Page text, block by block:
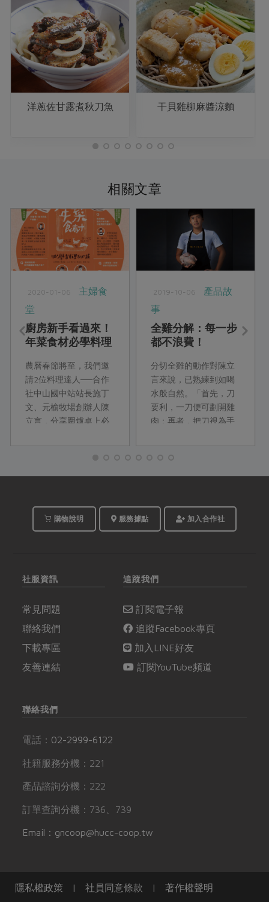
洋蔥佐甘露煮秋刀魚 干貝雞柳麻醬涼麵
相關文章
2020-01-06
主婦食
堂
廚房新手看過來！
年菜食材必學料理
農曆春節將至，我們邀
請2位料理達人──合作
社中山國中站站長施丁
文、元榆牧場創辦人陳
立言，分享圍爐桌上必
技，讓廚房新手第一次
2019-10-06
產品故
事
全雞分解：每一步
都不浪費！
分切全雞的動作對陳立
言來說，已熟練到如喝
水般自然。「首先，刀
要利，一刀便可劃開雞
肉；再者，把刀視為手
處，即能輕鬆分解各部
式烹煮，雞骨架還能熬
購物說明 服務據點 加入合作社
社服資訊
常見問題
聯絡我們
下載專區
友善連結
追蹤我們
訂閱電子報
追蹤Facebook專頁
加入LINE好友
訂閱YouTube頻道
聯絡我們
電話： 02-2999-6122
社籍服務分機：221
產品諮詢分機：222
訂單查詢分機：736、739
Email：gncoop@hucc-coop.tw
隱私權政策 | 社員同意條款 | 著作權聲明